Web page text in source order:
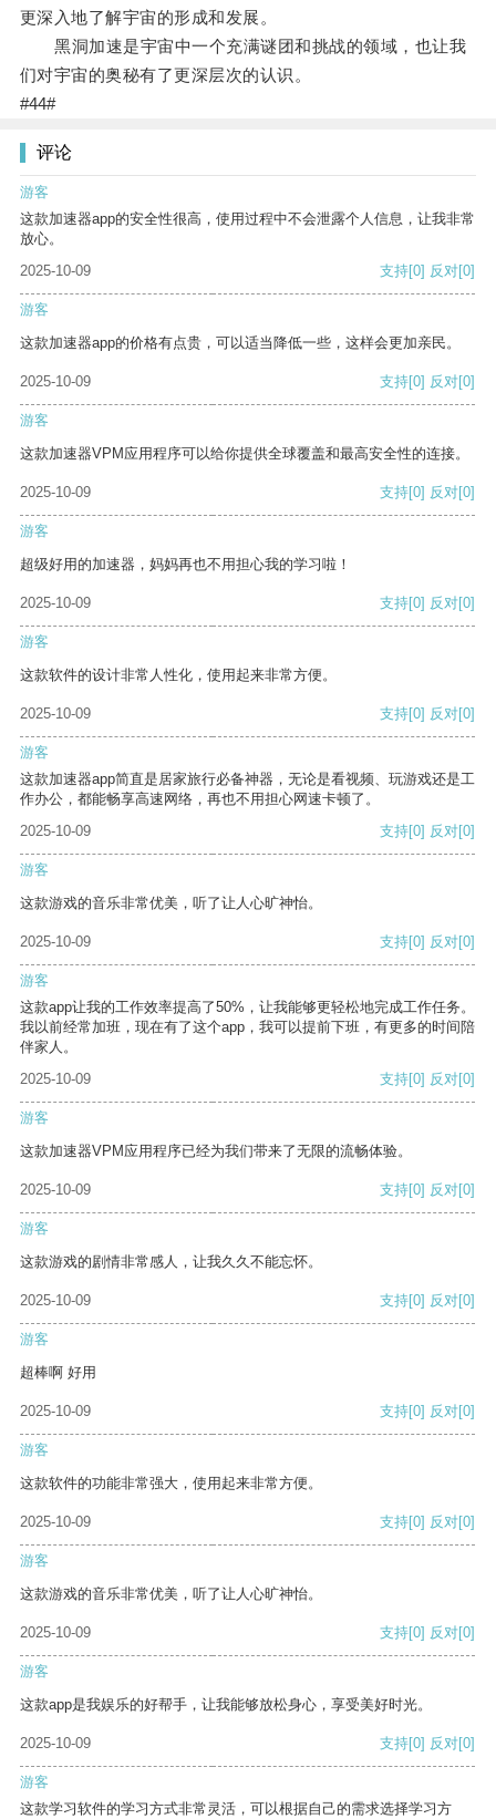
更深入地了解宇宙的形成和发展。
黑洞加速是宇宙中一个充满谜团和挑战的领域，也让我
们对宇宙的奥秘有了更深层次的认识。
#44#
评论
游客
这款加速器app的安全性很高，使用过程中不会泄露个人信息，让我非常
放心。
2025-10-09
支持[0] 反对[0]
游客
这款加速器app的价格有点贵，可以适当降低一些，这样会更加亲民。
2025-10-09 支持[0] 反对[0]
游客
这款加速器VPM应用程序可以给你提供全球覆盖和最高安全性的连接。
2025-10-09 支持[0] 反对[0]
游客
超级好用的加速器，妈妈再也不用担心我的学习啦！
2025-10-09 支持[0] 反对[0]
游客
这款软件的设计非常人性化，使用起来非常方便。
2025-10-09 支持[0] 反对[0]
游客
这款加速器app简直是居家旅行必备神器，无论是看视频、玩游戏还是工
作办公，都能畅享高速网络，再也不用担心网速卡顿了。
2025-10-09
支持[0] 反对[0]
游客
这款游戏的音乐非常优美，听了让人心旷神怡。
2025-10-09 支持[0] 反对[0]
游客
这款app让我的工作效率提高了50%，让我能够更轻松地完成工作任务。
我以前经常加班，现在有了这个app，我可以提前下班，有更多的时间陪
伴家人。
2025-10-09
支持[0] 反对[0]
游客
这款加速器VPM应用程序已经为我们带来了无限的流畅体验。
2025-10-09 支持[0] 反对[0]
游客
这款游戏的剧情非常感人，让我久久不能忘怀。
2025-10-09 支持[0] 反对[0]
游客
超棒啊 好用
2025-10-09 支持[0] 反对[0]
游客
这款软件的功能非常强大，使用起来非常方便。
2025-10-09 支持[0] 反对[0]
游客
这款游戏的音乐非常优美，听了让人心旷神怡。
2025-10-09 支持[0] 反对[0]
游客
这款app是我娱乐的好帮手，让我能够放松身心，享受美好时光。
2025-10-09 支持[0] 反对[0]
游客
这款学习软件的学习方式非常灵活，可以根据自己的需求选择学习方